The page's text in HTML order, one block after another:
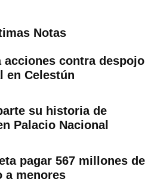
Notas
acciones contra despojo
en Celestún
su historia de
Palacio Nacional
pagar 567 millones de
a menores